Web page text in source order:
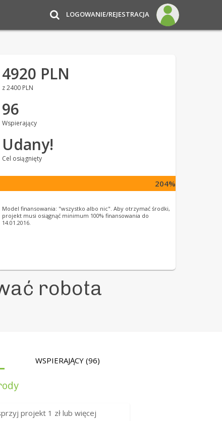
LOGOWANIE/REJESTRACJA
4920 PLN
z 2400 PLN
96
Wspierający
Udany!
Cel osiągnięty
204%
Model finansowania: "wszystko albo nic". Aby otrzymać środki,
projekt musi osiągnąć minimum 100% finansowania do
14.01.2016.
robota
WSPIERAJĄCY(96)
projekt 1 zł lub więcej